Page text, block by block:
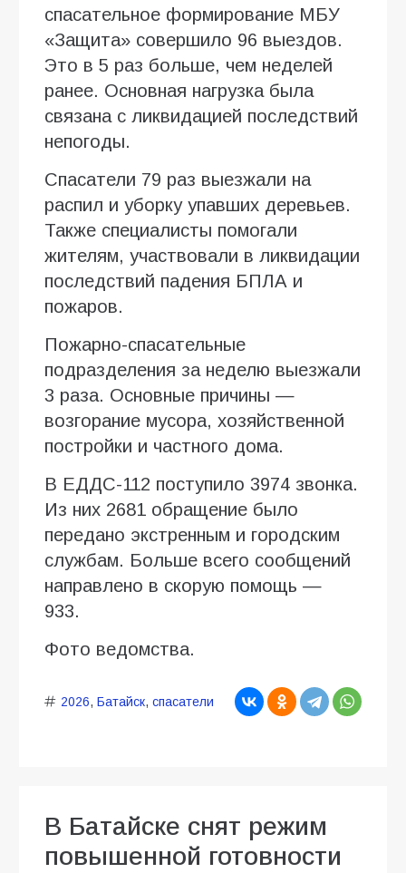
спасательное формирование МБУ
«Защита» совершило 96 выездов.
Это в 5 раз больше, чем неделей
ранее. Основная нагрузка была
связана с ликвидацией последствий
непогоды.
Спасатели 79 раз выезжали на
распил и уборку упавших деревьев.
Также специалисты помогали
жителям, участвовали в ликвидации
последствий падения БПЛА и
пожаров.
Пожарно-спасательные
подразделения за неделю выезжали
3 раза. Основные причины —
возгорание мусора, хозяйственной
постройки и частного дома.
В ЕДДС-112 поступило 3974 звонка.
Из них 2681 обращение было
передано экстренным и городским
службам. Больше всего сообщений
направлено в скорую помощь —
933.
Фото ведомства.
2026, Батайск, спасатели
В Батайске снят режим
повышенной готовности